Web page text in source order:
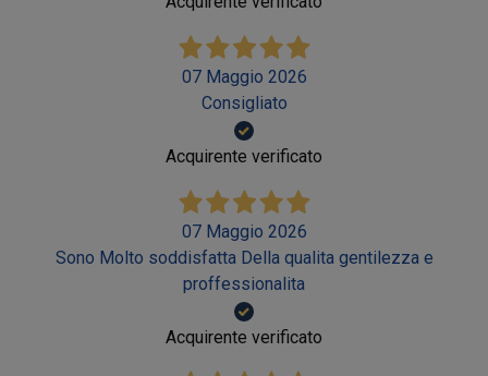
07 Maggio 2026
Consigliato
Acquirente verificato
07 Maggio 2026
Sono Molto soddisfatta Della qualita gentilezza e
proffessionalita
Acquirente verificato